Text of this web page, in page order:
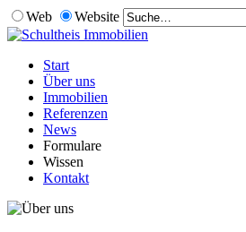
Web Website
Start
Über uns
Immobilien
Referenzen
News
Formulare
Wissen
Kontakt